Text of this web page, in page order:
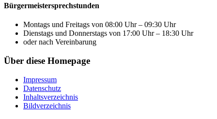
Bürgermeistersprechstunden
Montags und Freitags von 08:00 Uhr – 09:30 Uhr
Dienstags und Donnerstags von 17:00 Uhr – 18:30 Uhr
oder nach Vereinbarung
Über diese Homepage
Impressum
Datenschutz
Inhaltsverzeichnis
Bildverzeichnis